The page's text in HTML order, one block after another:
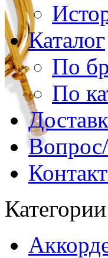
Каталог
По
По
Категории